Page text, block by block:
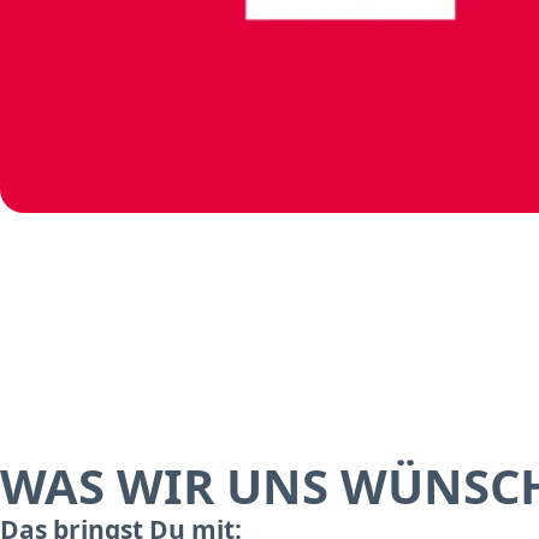
WAS WIR UNS
Das bringst Du mit: